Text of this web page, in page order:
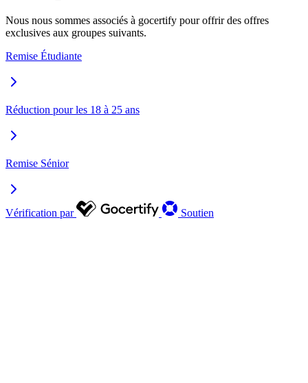
Nous nous sommes associés à gocertify pour offrir des offres
exclusives aux groupes suivants.
Remise Étudiante
Réduction pour les 18 à 25 ans
Remise Sénior
Vérification par Soutien